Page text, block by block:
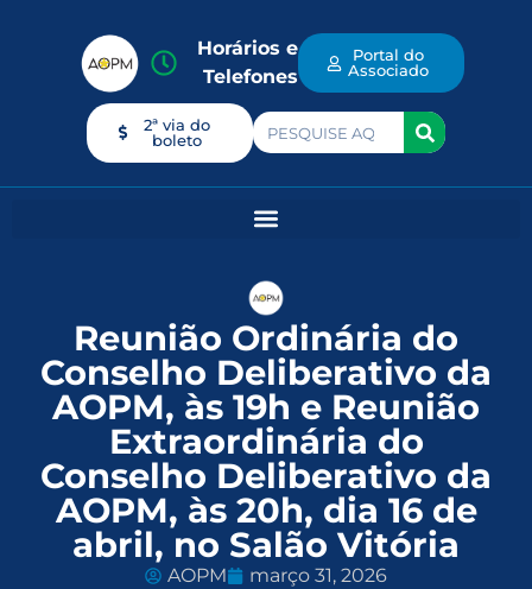
Horários e
Telefones
Portal do
Associado
2ª via do
boleto
Reunião Ordinária do
Conselho Deliberativo da
AOPM, às 19h e Reunião
Extraordinária do
Conselho Deliberativo da
AOPM, às 20h, dia 16 de
abril, no Salão Vitória
AOPM
março 31, 2026